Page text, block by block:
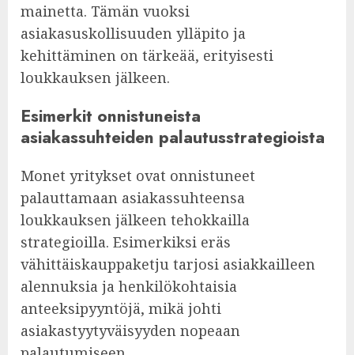
mainetta. Tämän vuoksi
asiakasuskollisuuden ylläpito ja
kehittäminen on tärkeää, erityisesti
loukkauksen jälkeen.
Esimerkit onnistuneista
asiakassuhteiden palautusstrategioista
Monet yritykset ovat onnistuneet
palauttamaan asiakassuhteensa
loukkauksen jälkeen tehokkailla
strategioilla. Esimerkiksi eräs
vähittäiskauppaketju tarjosi asiakkailleen
alennuksia ja henkilökohtaisia
anteeksipyyntöjä, mikä johti
asiakastyytyväisyyden nopeaan